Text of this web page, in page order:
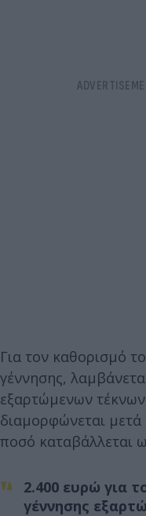
Για τον καθορισμό
γέννησης,
εξαρτώμενων
διαμορφώνεται μετά
ποσό καταβάλλεται
2.400 ευρώ για
γέννησης